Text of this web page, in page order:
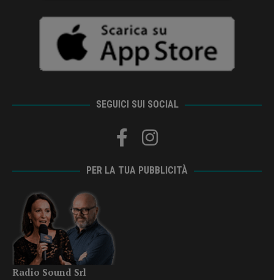
SEGUICI SUI SOCIAL
PER LA TUA PUBBLICITÀ
Radio Sound Srl